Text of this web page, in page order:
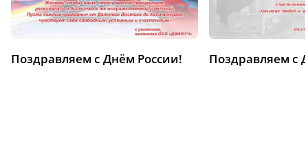
Поздравляем с Днём России! Поздравляем с